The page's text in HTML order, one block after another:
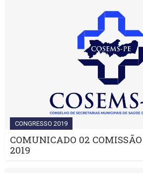
CONGRESSO 2019
COMUNICADO 02
2019